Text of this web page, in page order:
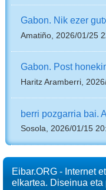
Gabon. Nik ezer
Amatiño, 2026/01/25
Gabon. Post
Haritz Aramberri,
berri pozgarria bai.
Sosola, 2026/01/15
Eibar.ORG - Internet
elkartea. Diseinua